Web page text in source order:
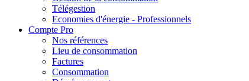
Télégestion
Economies d'énergie - Professionnels
Compte Pro
Nos références
Lieu de consommation
Factures
Consommation